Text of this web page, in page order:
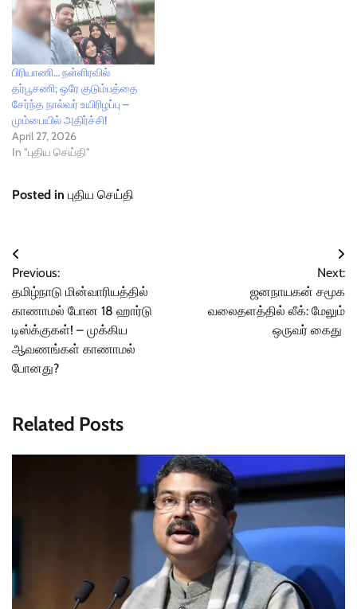
பிரியாணி… நள்ளிரவில்
தர்பூசணி; ஒரே குடும்பத்தை
சேர்ந்த நால்வர் உயிரிழப்பு –
மும்பையில் அதிர்ச்சி!
April 27, 2026
In "புதிய செய்தி"
Posted in புதிய செய்தி
Post
navigation
Previous:
தமிழ்நாடு மின்வாரியத்தில்
காணாமல் போன 18 ஹார்டு
டிஸ்க்குகள்! – முக்கிய
ஆவணங்கள் காணாமல்
போனது?
Next:
ஜனநாயகன் சமூக
வலைதளத்தில் லீக்: மேலும்
ஒருவர் கைது
Related Posts